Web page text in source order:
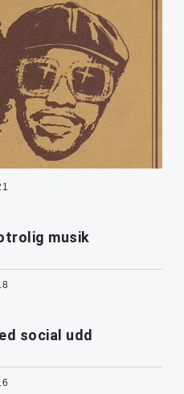
musik
social udd